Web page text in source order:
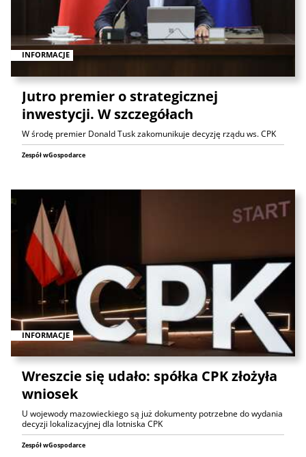
INFORMACJE
Jutro premier o strategicznej
inwestycji. W szczegółach
W środę premier Donald Tusk zakomunikuje decyzję rządu ws. CPK
Zespół wGospodarce
INFORMACJE
Wreszcie się udało: spółka CPK złożyła
wniosek
U wojewody mazowieckiego są już dokumenty potrzebne do wydania
decyzji lokalizacyjnej dla lotniska CPK
Zespół wGospodarce